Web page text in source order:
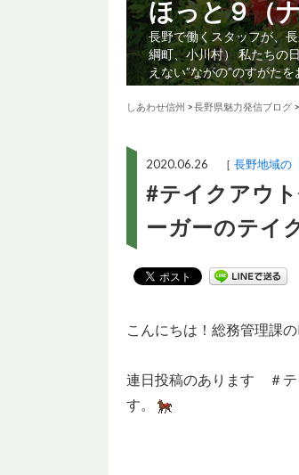
ほっと９（
長野で働くスタッフが、
綱町、小川村） 私たちの
えない”ながの”のすがた
しあわせ信州 >長野県魅力発信ブログ >
2020.06.26 ［ 長野地域の
#テイクアウ
ーガーのテイ
こんにちは！総務管理課
連日投稿のあります ＃テ
す。